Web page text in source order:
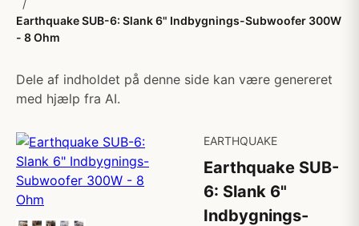
/
Earthquake SUB-6: Slank 6" Indbygnings-Subwoofer 300W
- 8 Ohm
Dele af indholdet på denne side kan være genereret
med hjælp fra AI.
EARTHQUAKE
Earthquake SUB-
6: Slank 6"
Indbygnings-